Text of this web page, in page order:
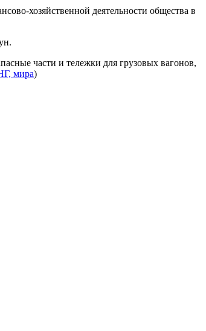
хозяйственной деятельности общества в
части и тележки для грузовых вагонов,
мира)